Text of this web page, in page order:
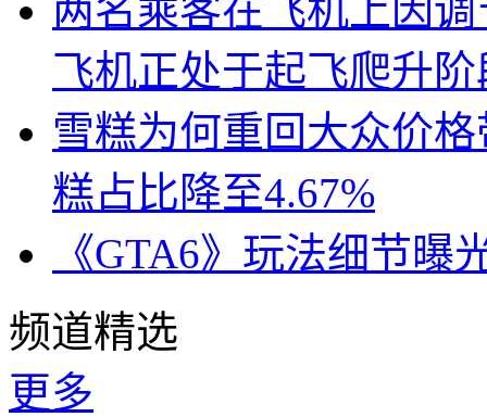
两名乘客在飞机上因
飞机正处于起飞爬升阶
雪糕为何重回大众价
糕占比降至4.67%
《GTA6》玩法细节
频道精选
更多